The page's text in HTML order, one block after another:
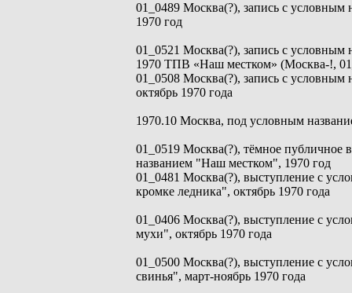
01_0489 Москва(?), запись с
1970 год
01_0521 Москва(?), запись с условным
1970 ТПВ «Наш местком» (Москва-!,
01_0508 Москва(?), запись с условным
октябрь 1970 года
1970.10 Москва, под условным
01_0519 Москва(?), тёмное публичное
названием "Наш местком", 1970 год
01_0481 Москва(?), выступление с
кромке ледника", октябрь 1970 года
01_0406 Москва(?), выступление с
мухи", октябрь 1970 года
01_0500 Москва(?), выступление с
свинья", март-ноябрь 1970 года